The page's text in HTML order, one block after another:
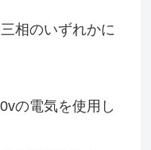
相のいずれかに
の電気を使用し